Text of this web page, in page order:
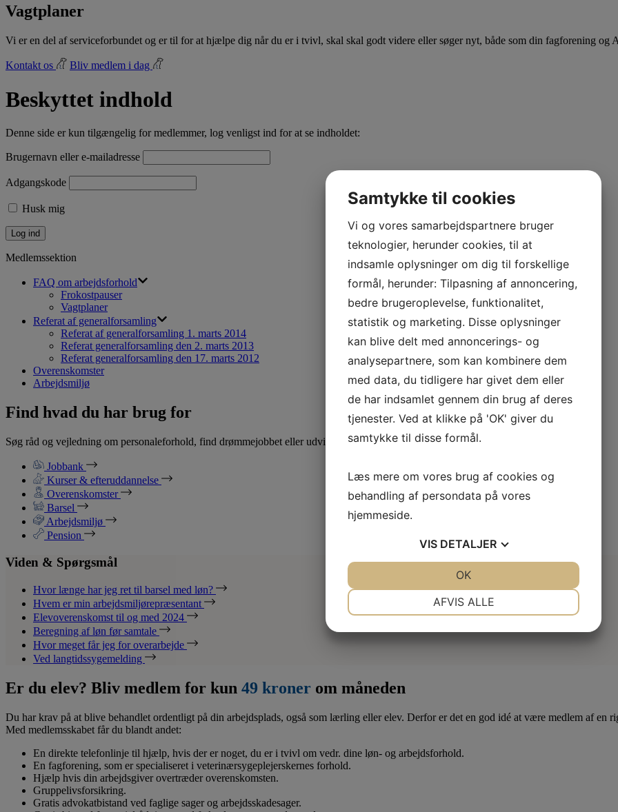
Vagtplaner
Vi er en del af serviceforbundet og er til for at hjælpe dig når du er i tvivl, skal skal godt videre eller søger nyt, både som din fagforening og
Kontakt os Bliv medlem i dag
Beskyttet indhold
Denne side er kun tilgængelig for medlemmer, log venligst ind for at se indholdet:
Brugernavn eller e-mailadresse
Adgangskode
Husk mig
Medlemssektion
FAQ om arbejdsforhold
Frokostpauser
Vagtplaner
Referat af generalforsamling
Referat af generalforsamling 1. marts 2014
Referat generalforsamling den 2. marts 2013
Referat generalforsamling den 17. marts 2012
Overenskomster
Arbejdsmiljø
Find hvad du har brug for
Søg råd og vejledning om personaleforhold, find drømmejobbet eller udvid din viden med specialiserede kurser.
Jobbank
Kurser & efteruddannelse
Overenskomster
Barsel
Arbejdsmiljø
Pension
Viden & Spørgsmål
Hvor længe har jeg ret til barsel med løn?
Hvem er min arbejdsmiljørepræsentant
Elevoverenskomst til og med 2024
Beregning af løn før samtale
Hvor meget får jeg for overarbejde
Ved langtidssygemelding
Er du elev? Bliv medlem for kun 49 kroner om måneden
Du har krav på at blive behandlet ordentligt på din arbejdsplads, også som lærling eller elev. Derfor er det en god idé at være medlem af en
Med medlemsskabet får du blandt andet:
En direkte telefonlinje til hjælp, hvis der er noget, du er i tvivl om vedr. dine løn- og arbejdsforhold.
En fagforening, som er specialiseret i veterinærsygeplejerskernes forhold.
Hjælp hvis din arbejdsgiver overtræder overenskomsten.
Gruppelivsforsikring.
Gratis advokatbistand ved faglige sager og arbejdsskadesager.
Samtykke til cookies
Vi og vores samarbejdspartnere bruger
teknologier, herunder cookies, til at
indsamle oplysninger om dig til forskellige
formål, herunder: Tilpasning af annoncering,
bedre brugeroplevelse, funktionalitet,
statistik og marketing. Disse oplysninger
kan blive delt med annoncerings- og
analysepartnere, som kan kombinere dem
med data, du tidligere har givet dem eller
de har indsamlet gennem din brug af deres
tjenester. Ved at klikke på 'OK' giver du
samtykke til disse formål.
Læs mere om vores brug af cookies og
behandling af persondata på vores
hjemmeside.
VIS DETALJER
AFVIS ALLE
OK